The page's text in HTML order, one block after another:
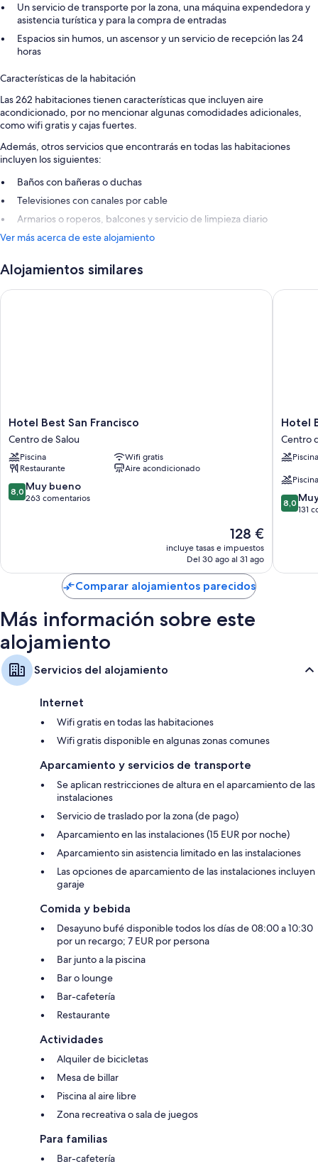
Un servicio de transporte por la zona, una máquina expendedora y
asistencia turística y para la compra de entradas
Espacios sin humos, un ascensor y un servicio de recepción las 24
horas
Características de la habitación
Las 262 habitaciones tienen características que incluyen aire
acondicionado, por no mencionar algunas comodidades adicionales,
como wifi gratis y cajas fuertes.
Además, otros servicios que encontrarás en todas las habitaciones
incluyen los siguientes:
Baños con bañeras o duchas
Televisiones con canales por cable
Armarios o roperos, balcones y servicio de limpieza diario
Ver más acerca de este alojamiento
Alojamientos similares
Hotel
Best
San
Francisco
Centro
de
Salou
Hotel Best San Francisco
Centro de Salou
Piscina
Wifi gratis
Restaurante
Aire acondicionado
8.0
sobre
8,0 Muy bueno
263 comentarios
El
precio
actual
de
128 €
128 €
incluye tasas e impuestos
Del 30 ago al 31 ago
Hotel Best San Francisco
Hotel
Best
Centro
Salou
Hotel
Centro
Piscina
8.0
sobre
8,0
131
Hotel
Comparar alojamientos parecidos
Más información sobre este
alojamiento
Servicios del alojamiento
Internet
Wifi gratis en todas las habitaciones
Wifi gratis disponible en algunas zonas comunes
Aparcamiento y servicios de transporte
Se aplican restricciones de altura en el aparcamiento de las
instalaciones
Servicio de traslado por la zona (de pago)
Aparcamiento en las instalaciones (15 EUR por noche)
Aparcamiento sin asistencia limitado en las instalaciones
Las opciones de aparcamiento de las instalaciones incluyen
garaje
Comida y bebida
Desayuno bufé disponible todos los días de 08:00 a 10:30
por un recargo; 7 EUR por persona
Bar junto a la piscina
Bar o lounge
Bar-cafetería
Restaurante
Actividades
Alquiler de bicicletas
Mesa de billar
Piscina al aire libre
Zona recreativa o sala de juegos
Para familias
Bar-cafetería